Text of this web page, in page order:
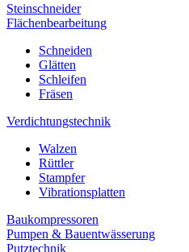
Steinschneider
Flächenbearbeitung
Schneiden
Glätten
Schleifen
Fräsen
Verdichtungstechnik
Walzen
Rüttler
Stampfer
Vibrationsplatten
Baukompressoren
Pumpen & Bauentwässerung
Putztechnik